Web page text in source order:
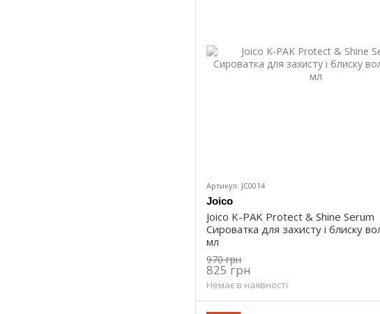
Артикул: JC0014
Joico
Joico K-PAK Protect & Shine Serum
Сироватка для захисту і блиску
мл
970 грн
825 грн
Немає в наявності